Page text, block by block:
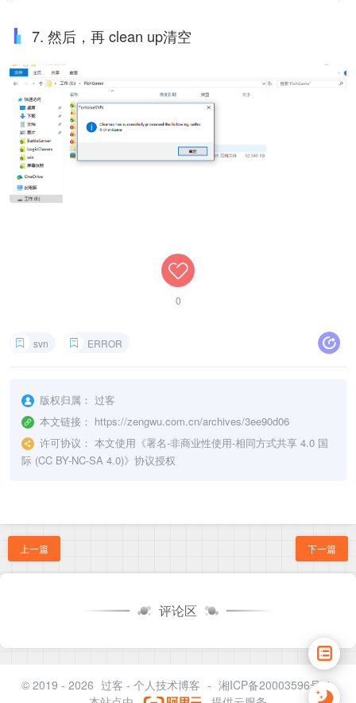
7. 然后，再 clean up清空
0
svn ERROR
版权归属： 过客
本文链接： https://zengwu.com.cn/archives/3ee90d06
许可协议： 本文使用《署名-非商业性使用-相同方式共享 4.0 国
际 (CC BY-NC-SA 4.0)》协议授权
上一篇 下一篇
评论区
© 2019 - 2026 过客 - 个人技术博客 - 湘ICP备20003596号-1